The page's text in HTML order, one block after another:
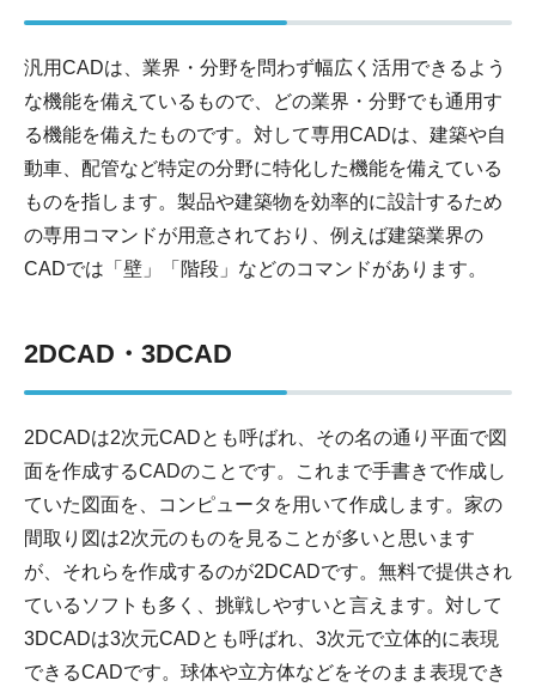
汎用CADは、業界・分野を問わず幅広く活用できるよう
な機能を備えているもので、どの業界・分野でも通用す
る機能を備えたものです。対して専用CADは、建築や自
動車、配管など特定の分野に特化した機能を備えている
ものを指します。製品や建築物を効率的に設計するため
の専用コマンドが用意されており、例えば建築業界の
CADでは「壁」「階段」などのコマンドがあります。
2DCAD・3DCAD
2DCADは2次元CADとも呼ばれ、その名の通り平面で図
面を作成するCADのことです。これまで手書きで作成し
ていた図面を、コンピュータを用いて作成します。家の
間取り図は2次元のものを見ることが多いと思います
が、それらを作成するのが2DCADです。無料で提供され
ているソフトも多く、挑戦しやすいと言えます。対して
3DCADは3次元CADとも呼ばれ、3次元で立体的に表現
できるCADです。球体や立方体などをそのまま表現でき